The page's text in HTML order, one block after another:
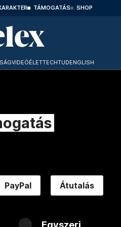
TÁMOGATÁS SHOP
VIDEÓÉLETTECHTUDENGLISH
PayPal Átutalás
Egyszeri